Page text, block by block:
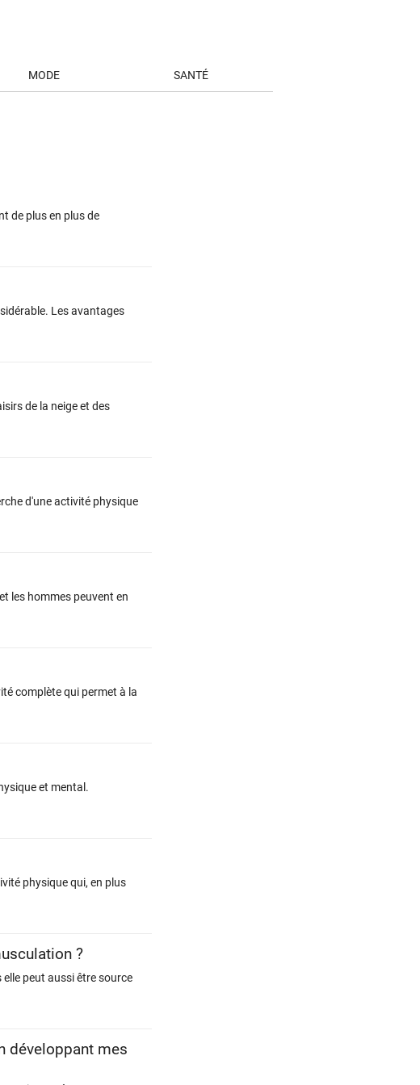
MODE SANTÉ
de plus en plus de
Les avantages
de la neige et des
d'une activité physique
les hommes peuvent en
complète qui permet à la
et mental.
physique qui, en plus
?
peut aussi être source
développant mes